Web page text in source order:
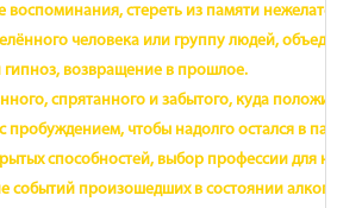
воспоминания, стереть из памяти
человека или группу людей,
гипноз, возвращение в прошлое.
спрятанного и забытого, куда положили.
пробуждением, чтобы надолго остался в
способностей, выбор профессии для
событий произошедших в состоянии